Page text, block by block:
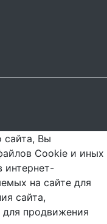
сайта, Вы
Cookie и иных
интернет-
на сайте для
сайта,
для продвижения